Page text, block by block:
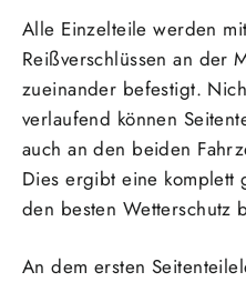
Alle Einzelteile werden
Reißverschlüssen an der
zueinander befestigt.
verlaufend können
auch an den beiden
Dies ergibt eine komplett
den besten Wetterschutz
An dem ersten